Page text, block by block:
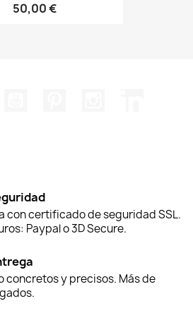
50,00 €
con certificado de seguridad SSL.
Paypal o 3D Secure.
concretos y precisos. Más de